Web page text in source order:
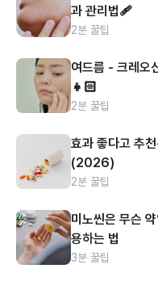
과 관리법🩹
2분 꿀팁
여드름 - 크레오
👧🏻
2분 꿀팁
효과 좋다고 추
(2026)
2분 꿀팁
미노씬은 무슨
용하는 법
3분 꿀팁